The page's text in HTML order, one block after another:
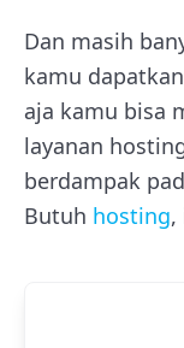
Dan masih
kamu
aja kamu bisa
layanan
berdampak
Butuh hosting,